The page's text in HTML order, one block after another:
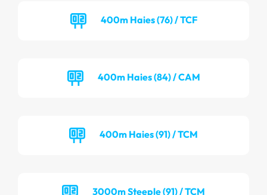
400m Haies (76) / TCF
400m Haies (84) / CAM
400m Haies (91) / TCM
3000m Steeple (91) / TCM